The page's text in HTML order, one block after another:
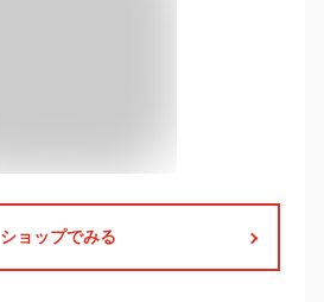
ショップでみる